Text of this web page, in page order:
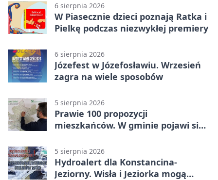
6 sierpnia 2026
W Piasecznie dzieci poznają Ratka i
Pielkę podczas niezwykłej premiery
6 sierpnia 2026
Józefest w Józefosławiu. Wrzesień
zagra na wiele sposobów
5 sierpnia 2026
Prawie 100 propozycji
mieszkańców. W gminie pojawi się
5 sierpnia 2026
Hydroalert dla Konstancina-
Jeziorny. Wisła i Jeziorka mogą